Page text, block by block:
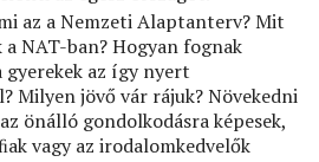
az a Nemzeti Alaptanterv? Mit
NAT-ban? Hogyan fognak
az így nyert
Milyen jövő vár rájuk? Növekedni
önálló gondolkodásra képesek,
vagy az irodalomkedvelők